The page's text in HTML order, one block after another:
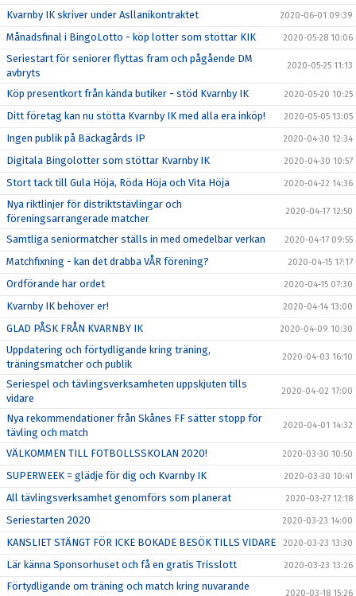
Kvarnby IK skriver under Asllanikontraktet 2020-06-01 09:39
Månadsfinal i BingoLotto - köp lotter som stöttar KIK 2020-05-28 10:06
Seriestart för seniorer flyttas fram och pågående DM
avbryts
2020-05-25 11:13
Köp presentkort från kända butiker - stöd Kvarnby IK 2020-05-20 10:25
Ditt företag kan nu stötta Kvarnby IK med alla era inköp! 2020-05-05 13:05
Ingen publik på Bäckagårds IP 2020-04-30 12:34
Digitala Bingolotter som stöttar Kvarnby IK 2020-04-30 10:57
Stort tack till Gula Höja, Röda Höja och Vita Höja 2020-04-22 14:36
Nya riktlinjer för distriktstävlingar och
föreningsarrangerade matcher
2020-04-17 12:50
Samtliga seniormatcher ställs in med omedelbar verkan 2020-04-17 09:55
Matchfixning - kan det drabba VÅR förening? 2020-04-15 17:17
Ordförande har ordet 2020-04-15 07:30
Kvarnby IK behöver er! 2020-04-14 13:00
GLAD PÅSK FRÅN KVARNBY IK 2020-04-09 10:30
Uppdatering och förtydligande kring träning,
träningsmatcher och publik
2020-04-03 16:10
Seriespel och tävlingsverksamheten uppskjuten tills
vidare
2020-04-02 17:00
Nya rekommendationer från Skånes FF sätter stopp för
tävling och match
2020-04-01 14:32
VÄLKOMMEN TILL FOTBOLLSSKOLAN 2020! 2020-03-30 10:50
SUPERWEEK = glädje för dig och Kvarnby IK 2020-03-30 10:41
All tävlingsverksamhet genomförs som planerat 2020-03-27 12:18
Seriestarten 2020 2020-03-23 14:00
KANSLIET STÄNGT FÖR ICKE BOKADE BESÖK TILLS VIDARE 2020-03-23 13:30
Lär känna Sponsorhuset och få en gratis Trisslott 2020-03-23 13:26
Förtydligande om träning och match kring nuvarande
2020-03-18 15:26